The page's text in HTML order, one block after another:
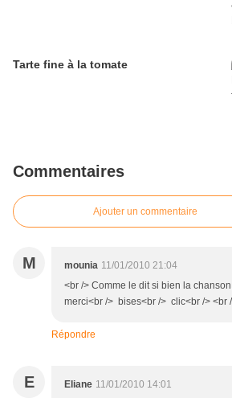
Tarte fine à la tomate
Commentaires
Ajouter un commentaire
M mounia 11/01/2010 21:04
<br /> Comme le dit si bien la
merci<br /> bises<br /> clic<br /> <br
Répondre
E Eliane 11/01/2010 14:01